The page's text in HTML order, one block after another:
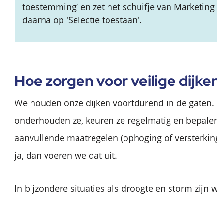
toestemming’ en zet het schuifje van Marketing
daarna op 'Selectie toestaan'.
Hoe zorgen voor veilige
We houden onze dijken voortdurend in de gaten.
onderhouden ze, keuren ze regelmatig en
aanvullende maatregelen (ophoging of
ja, dan voeren we dat uit.
In bijzondere situaties als droogte en storm zijn